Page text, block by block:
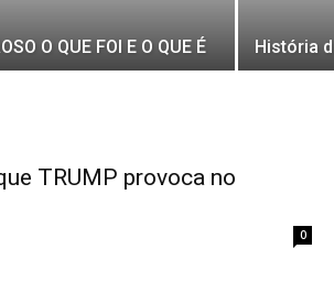
O QUE FOI E O QUE É História
TRUMP provoca no
0